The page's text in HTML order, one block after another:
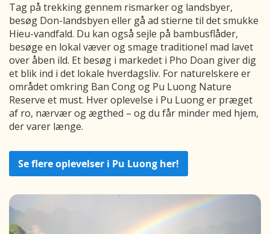
Tag på trekking gennem rismarker og landsbyer,
besøg Don-landsbyen eller gå ad stierne til det smukke
Hieu-vandfald. Du kan også sejle på bambusflåder,
besøge en lokal væver og smage traditionel mad lavet
over åben ild. Et besøg i markedet i Pho Doan giver dig
et blik ind i det lokale hverdagsliv. For naturelskere er
området omkring Ban Cong og Pu Luong Nature
Reserve et must. Hver oplevelse i Pu Luong er præget
af ro, nærvær og ægthed – og du får minder med hjem,
der varer længe.
Se flere oplevelser i Pu Luong her!